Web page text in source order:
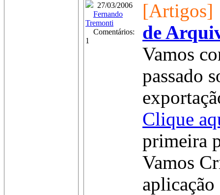
27/03/2006
Fernando
Tremonti
Comentários:
1
[Artigos]
de
Vamos
passado
Clique
primeira
Vamos
aplicação